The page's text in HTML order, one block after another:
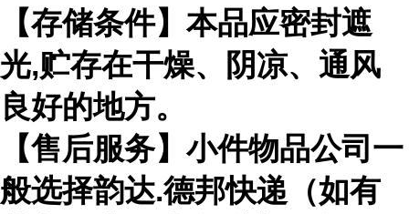
【存储条件】本品应密封遮
光,贮存在干燥、阴凉、通风
良好的地方。
【售后服务】小件物品公司一
般选择韵达.德邦快递（如有